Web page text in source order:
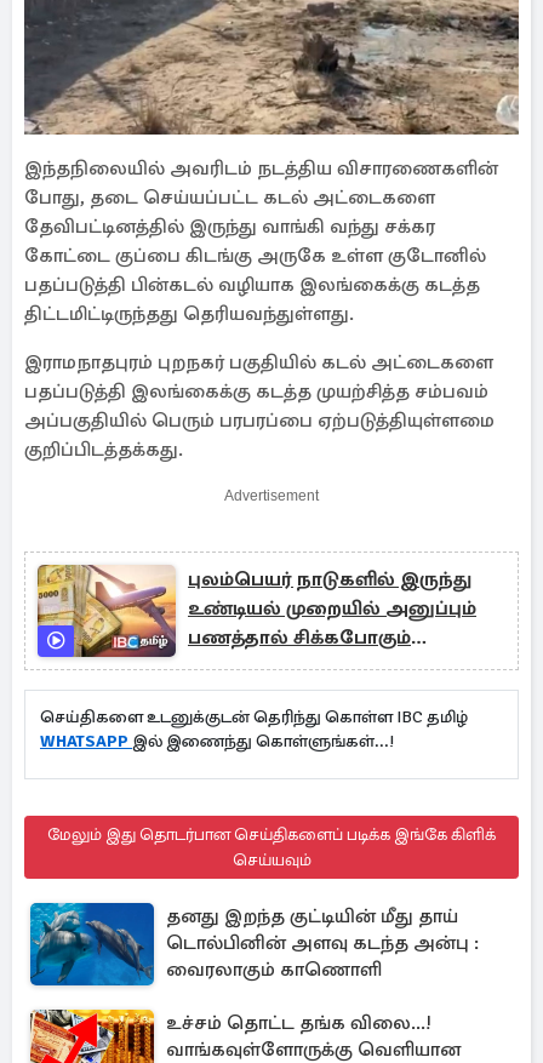
இந்தநிலையில் அவரிடம் நடத்திய விசாரணைகளின்
போது, தடை செய்யப்பட்ட கடல் அட்டைகளை
தேவிபட்டினத்தில் இருந்து வாங்கி வந்து சக்கர
கோட்டை குப்பை கிடங்கு அருகே உள்ள குடோனில்
பதப்படுத்தி பின்கடல் வழியாக இலங்கைக்கு கடத்த
திட்டமிட்டிருந்தது தெரியவந்துள்ளது.
இராமநாதபுரம் புறநகர் பகுதியில் கடல் அட்டைகளை
பதப்படுத்தி இலங்கைக்கு கடத்த முயற்சித்த சம்பவம்
அப்பகுதியில் பெரும் பரபரப்பை ஏற்படுத்தியுள்ளமை
குறிப்பிடத்தக்கது.
Advertisement
புலம்பெயர் நாடுகளில் இருந்து
உண்டியல் முறையில் அனுப்பும்
பணத்தால் சிக்கபோகும்
வைப்பாளர்கள்!
செய்திகளை உடனுக்குடன் தெரிந்து கொள்ள IBC தமிழ்
WHATSAPP இல் இணைந்து கொள்ளுங்கள்...!
மேலும் இது தொடர்பான செய்திகளைப் படிக்க இங்கே கிளிக்
செய்யவும்
தனது இறந்த குட்டியின் மீது தாய்
டொல்பினின் அளவு கடந்த அன்பு :
வைரலாகும் காணொளி
உச்சம் தொட்ட தங்க விலை...!
வாங்கவுள்ளோருக்கு வெளியான